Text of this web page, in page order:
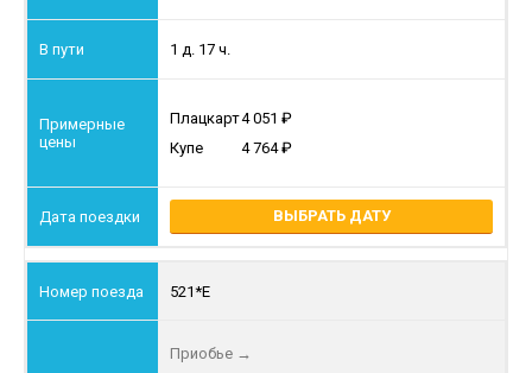
1 д. 17 ч.
Плацкарт4 051
Купе
4 764
ВЫБРАТЬ ДАТУ
521*Е
Приобье →